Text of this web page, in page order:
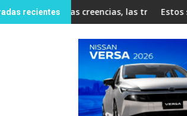
recientes
creencias, las tradiciones y la llegada
Estos son los